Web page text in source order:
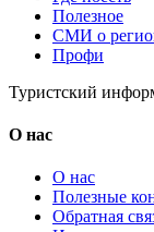
Полезное
СМИ о
Профи
Туристский
О нас
О нас
Полезные
Обратная